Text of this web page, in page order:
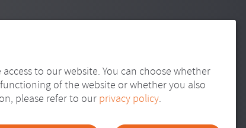
to our website. You can choose whether
of the website or whether you also
please refer to our privacy policy.